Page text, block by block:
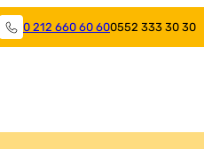
0 212 660 60 600552 333 30 30